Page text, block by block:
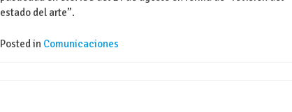
estado del arte”.
Posted in Comunicaciones